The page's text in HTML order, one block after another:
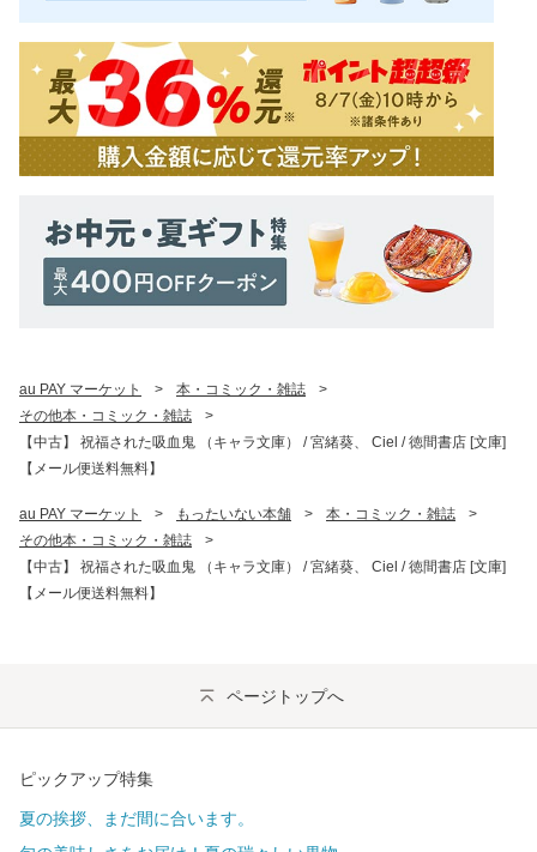
au PAY マーケット > 本・コミック・雑誌
>
その他本・コミック・雑誌
>
【中古】 祝福された吸血鬼 （キャラ文庫） / 宮緒葵、 Ciel / 徳間書店 [文庫]
【メール便送料無料】
au PAY マーケット > もったいない本舗 > 本・コミック・雑誌
>
その他本・コミック・雑誌
>
【中古】 祝福された吸血鬼 （キャラ文庫） / 宮緒葵、 Ciel / 徳間書店 [文庫]
【メール便送料無料】
ページトップへ
ピックアップ特集
夏の挨拶、まだ間に合います。